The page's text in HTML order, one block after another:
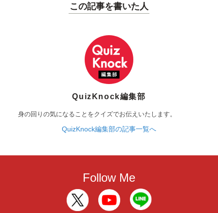
この記事を書いた人
QuizKnock編集部
身の回りの気になることをクイズでお伝えいたします。
QuizKnock編集部の記事一覧へ
Follow Me